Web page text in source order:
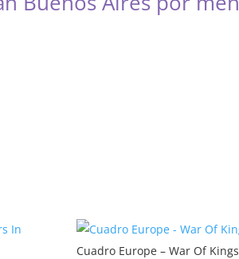
Cuadro Europe – War Of Kings